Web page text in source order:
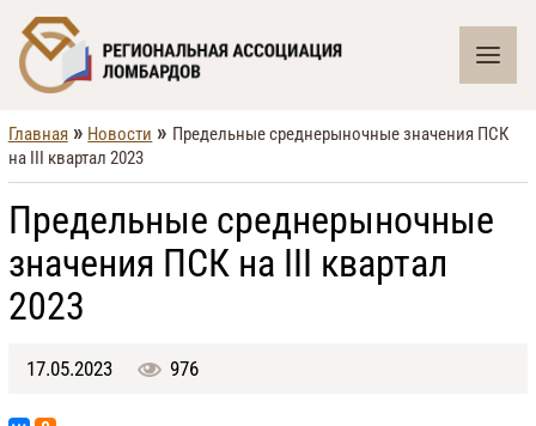
Главная » Новости » Предельные среднерыночные значения ПСК
на III квартал 2023
Предельные среднерыночные
значения ПСК на III квартал
2023
17.05.2023 976